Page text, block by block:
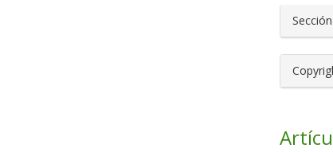
Sección